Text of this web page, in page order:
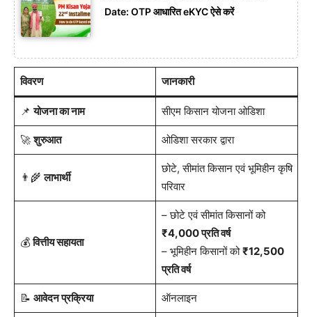
Date: OTP आधारित eKYC ऐसे करें
विवरण जानकारी
📌योजना का नाम सीएम किसान योजना ओडिशा
🚀शुरुआत ओडिशा सरकार द्वारा
👨‍🌾लाभार्थी
छोटे, सीमांत किसान एवं भूमिहीन कृषि
परिवार
💰वित्तीय सहायता
– छोटे एवं सीमांत किसानों को
₹4,000 प्रति वर्ष
– भूमिहीन किसानों को₹12,500
प्रति वर्ष
📝 आवेदन प्रक्रिया ऑनलाइन